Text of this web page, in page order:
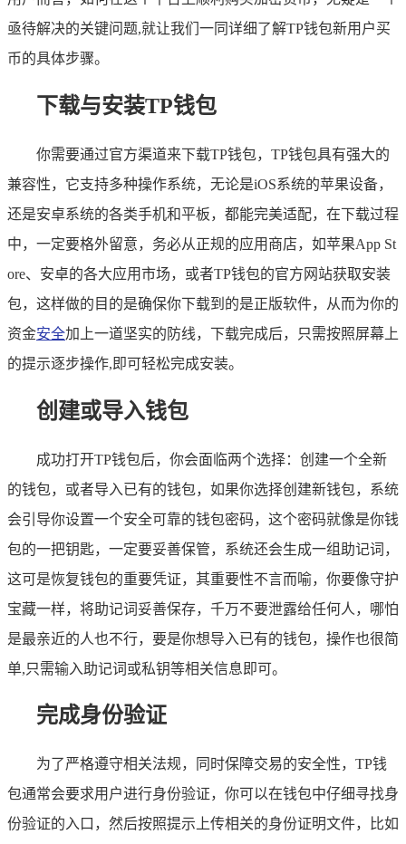
亟待解决的关键问题,就让我们一同详细了解TP钱包新用户买
币的具体步骤。
下载与安装TP钱包
你需要通过官方渠道来下载TP钱包，TP钱包具有强大的
兼容性，它支持多种操作系统，无论是iOS系统的苹果设备，
还是安卓系统的各类手机和平板，都能完美适配，在下载过程
中，一定要格外留意，务必从正规的应用商店，如苹果App St
ore、安卓的各大应用市场，或者TP钱包的官方网站获取安装
包，这样做的目的是确保你下载到的是正版软件，从而为你的
资金安全加上一道坚实的防线，下载完成后，只需按照屏幕上
的提示逐步操作,即可轻松完成安装。
创建或导入钱包
成功打开TP钱包后，你会面临两个选择：创建一个全新
的钱包，或者导入已有的钱包，如果你选择创建新钱包，系统
会引导你设置一个安全可靠的钱包密码，这个密码就像是你钱
包的一把钥匙，一定要妥善保管，系统还会生成一组助记词，
这可是恢复钱包的重要凭证，其重要性不言而喻，你要像守护
宝藏一样，将助记词妥善保存，千万不要泄露给任何人，哪怕
是最亲近的人也不行，要是你想导入已有的钱包，操作也很简
单,只需输入助记词或私钥等相关信息即可。
完成身份验证
为了严格遵守相关法规，同时保障交易的安全性，TP钱
包通常会要求用户进行身份验证，你可以在钱包中仔细寻找身
份验证的入口，然后按照提示上传相关的身份证明文件，比如